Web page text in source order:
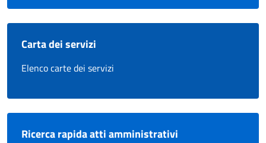
Carta dei servizi
Elenco carte dei servizi
Ricerca rapida atti amministrativi